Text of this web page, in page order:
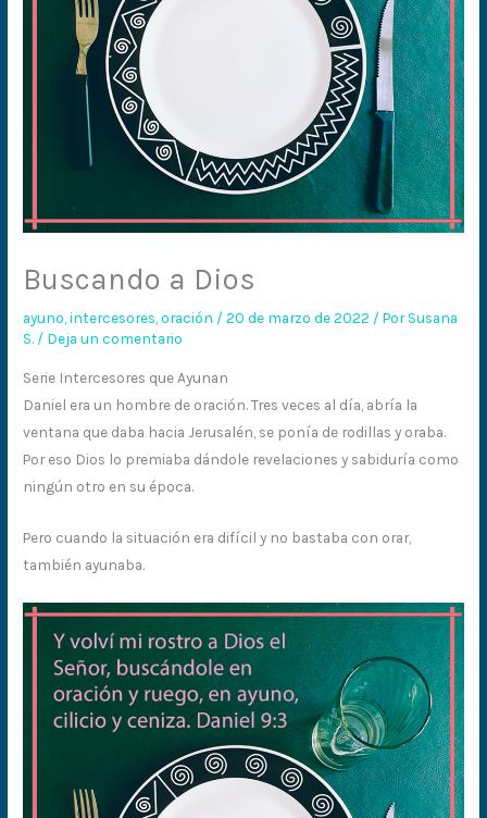
Buscando a Dios
ayuno,intercesores,oración /20 de marzo de 2022 / PorSusana
S. / Deja un comentario
Serie Intercesores que Ayunan
Daniel era un hombre de oración. Tres veces al día, abría la
ventana que daba hacia Jerusalén, se ponía de rodillas y oraba.
Por eso Dios lo premiaba dándole revelaciones y sabiduría como
ningún otro en su época.
Pero cuando la situación era difícil y no bastaba con orar,
también ayunaba.